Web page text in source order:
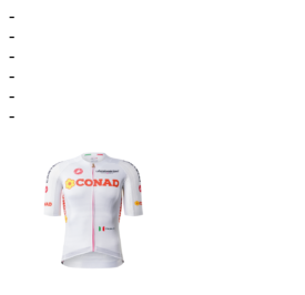
-
-
-
-
-
-